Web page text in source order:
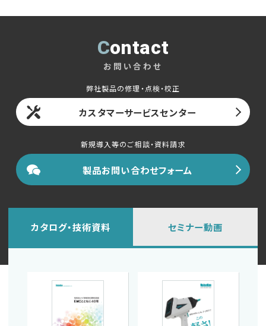
Contact
お問い合わせ
弊社製品の修理・点検・校正
カスタマーサービスセンター
新規導入等のご相談・資料請求
製品お問い合わせフォーム
カタログ・技術資料 セミナー動画